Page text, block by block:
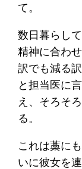
て。
数日暮らし
精神に合わ
訳でも減る
と担当医に
え、そろそ
る。
これは藁に
いに彼女を